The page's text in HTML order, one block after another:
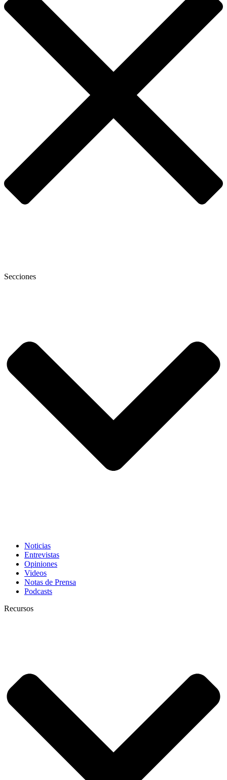
Secciones
Noticias
Entrevistas
Opiniones
Videos
Notas de Prensa
Podcasts
Recursos